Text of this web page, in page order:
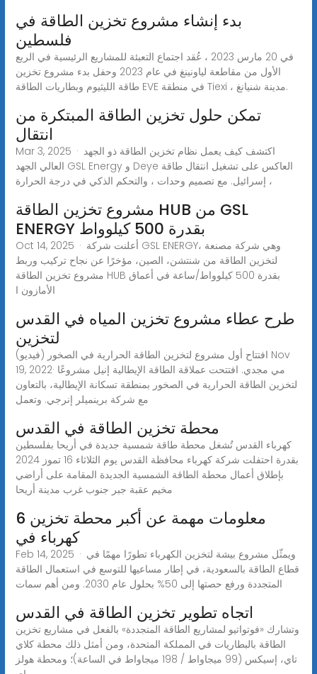
بدء إنشاء مشروع تخزين الطاقة في
فلسطين
في 20 مارس 2023 ، عُقد اجتماع التعبئة للمشاريع الرئيسية في الربع
الأول من مقاطعة لياونينغ في عام 2023 وحفل بدء مشروع تخزين
طاقة الليثيوم وبطاريات الطاقة EVE في منطقة Tiexi ، مدينة شنيانغ.
تمكن حلول تخزين الطاقة المبتكرة من
انتقال
Mar 3, 2025 · اكتشف كيف يعمل نظام تخزين الطاقة ذو الجهد
العالي الجهد GSL Energy و Deye العاكس على تشغيل انتقال طاقة
إسرائيل. مع تصميم وحدات ، والتحكم الذكي في درجة الحرارة ،
مشروع تخزين الطاقة HUB من GSL
ENERGY بقدرة 500 كيلوواط
Oct 14, 2025 · أعلنت شركة GSL ENERGY، وهي شركة مصنعة
لتخزين الطاقة من شنتشن، الصين، مؤخرًا عن نجاح تركيب وربط
مشروع تخزين الطاقة HUB بقدرة 500 كيلوواط/ساعة في أعماق
الأمازون ا
طرح عطاء مشروع تخزين المياه في القدس
لتخزين
افتتاح أول مشروع لتخزين الطاقة الحرارية في الصخور (فيديو) Nov
19, 2022· مي مجدي. افتتحت عملاقة الطاقة الإيطالية إنيل مشروعًا
لتخزين الطاقة الحرارية في الصخور بمنطقة تسكانة الإيطالية، بالتعاون
مع شركة برينميلر إنرجي. وتعمل
محطة تخزين الطاقة في القدس
كهرباء القدس تُشغل محطة طاقة شمسية جديدة في أريحا بفلسطين
بقدرة احتفلت شركة كهرباء محافظة القدس يوم الثلاثاء 16 تموز 2024
بإطلاق أعمال محطة الطاقة الشمسية الجديدة المقامة على أراضي
مخيم عقبة جبر جنوب غرب مدينة أريحا
6 معلومات مهمة عن أكبر محطة تخزين
كهرباء في
Feb 14, 2025 · ويمثّل مشروع بيشة لتخزين الكهرباء تطورًا مهمًا في
قطاع الطاقة بالسعودية، في إطار مساعيها للتوسع في استعمال الطاقة
المتجددة ورفع حصتها إلى 50% بحلول عام 2030. ومن أهم سمات
اتجاه تطوير تخزين الطاقة في القدس
وتشارك «فوتواتيو لمشاريع الطاقة المتجددة» بالفعل في مشاريع تخزين
الطاقة بالبطاريات في المملكة المتحدة، ومن أمثل ذلك محطة كلاي
تاي، إسيكس (99 ميجاواط / 198 ميجاواط في الساعة)؛ ومحطة هولز